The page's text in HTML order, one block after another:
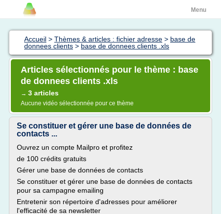
Menu
Accueil > Thèmes & articles : fichier adresse > base de
donnees clients > base de donnees clients .xls
Articles sélectionnés pour le thème : base
de donnees clients .xls
→ 3 articles
Aucune vidéo sélectionnée pour ce thème
Se constituer et gérer une base de données de
contacts ...
Ouvrez un compte Mailpro et profitez
de 100 crédits gratuits
Gérer une base de données de contacts
Se constituer et gérer une base de données de contacts
pour sa campagne emailing
Entretenir son répertoire d'adresses pour améliorer
l'efficacité de sa newsletter